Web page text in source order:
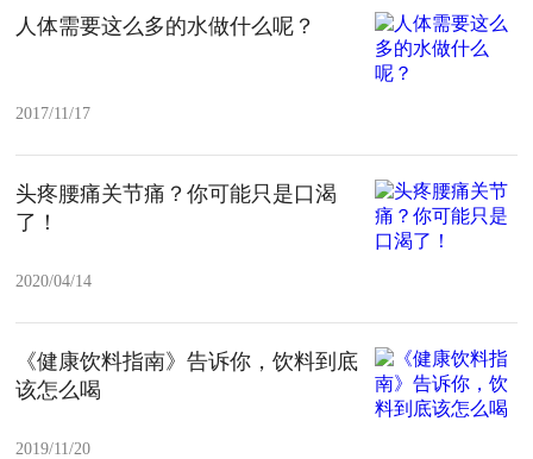
人体需要这么多的水做什么呢？
2017/11/17
头疼腰痛关节痛？你可能只是口渴
了！
2020/04/14
《健康饮料指南》告诉你，饮料到底
该怎么喝
2019/11/20